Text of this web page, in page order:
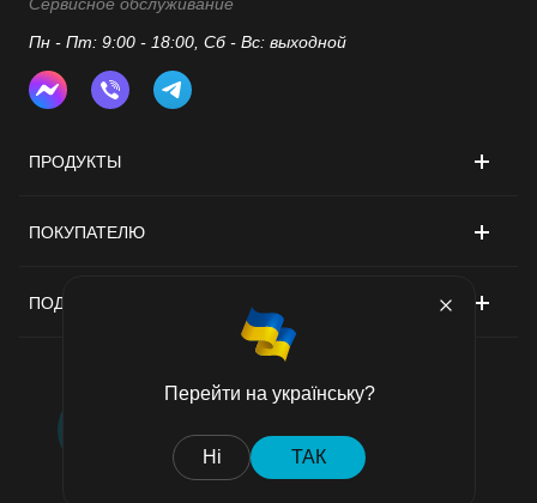
Перейти на українську?
Ні ТАК
ПРОДУКТЫ
ПОКУПАТЕЛЮ
ПОДДЕРЖКА
Пн - Пт: 9:00 - 18:00, Сб - Вс: выходной
Договор публичной оферты